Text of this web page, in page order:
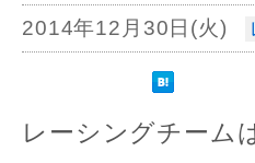
2014年12月30日(火)
レーシングチーム